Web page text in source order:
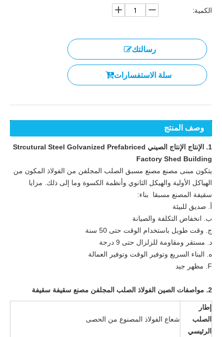
الكمية:
رسالتك
سلة الاستفسارات
وصف المنتج
1. الإنتاج الإنتاج الصيني Strcutural Steel Golvanized Prefabriced
Factory Shed Building
يتكون مبنى مصنع مصنع مسبق الصلب المجلفن من الفولاذ المكون من
الهياكل الأولية والهيكل الثانوي وأنظمة الكسوة وما إلى ذلك. مزايا
سقيفة المصنع مسبقا بناء:
أ. صديق للبيئة
ب. انخفاض التكلفة والصيانة
ج. وقت طويل باستخدام الوقت حتى 50 سنة
د. مستقر ومقاومة للزلزال حتى 9 درجة
ه. البناء السريع وتوفير الوقت وتوفير العمالة
F. مظهر جيد
2. مواصفات الصين الفولاذ الصلب المجلفن مصنع سقيفة سقيفة
إطار
الصلب
الرئيسي
شعاع الفولاذ المصنوع من الحصى